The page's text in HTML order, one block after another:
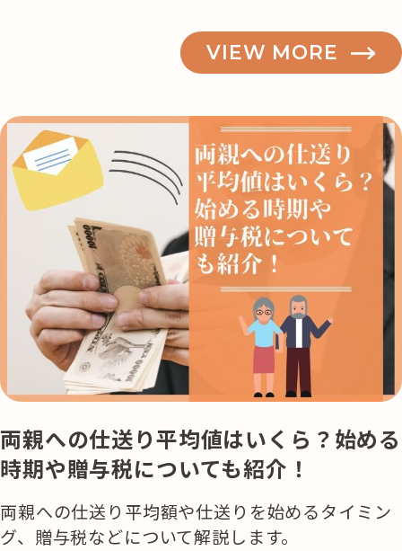
VIEW MORE
両親への仕送り平均値はいくら？始める
時期や贈与税についても紹介！
両親への仕送り平均額や仕送りを始めるタイミン
グ、贈与税などについて解説します。